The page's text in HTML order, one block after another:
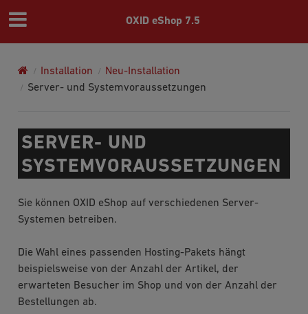
OXID eShop 7.5
Installation
Neu-Installation
Server- und Systemvoraussetzungen
SERVER- UND
SYSTEMVORAUSSETZUNGEN
Sie können OXID eShop auf verschiedenen Server-
Systemen betreiben.
Die Wahl eines passenden Hosting-Pakets hängt
beispielsweise von der Anzahl der Artikel, der
erwarteten Besucher im Shop und von der Anzahl der
Bestellungen ab.